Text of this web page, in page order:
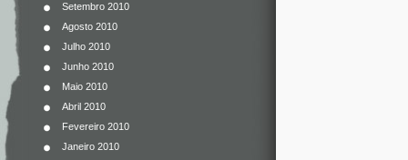
Setembro 2010
Agosto 2010
Julho 2010
Junho 2010
Maio 2010
Abril 2010
Fevereiro 2010
Janeiro 2010